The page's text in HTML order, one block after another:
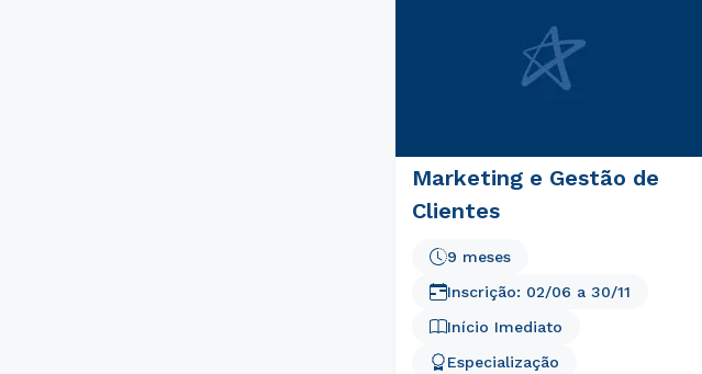
Marketing e Gestão de
Clientes
Início Imediato
Especialização
9 meses
Inscrição: 02/06 a 30/11